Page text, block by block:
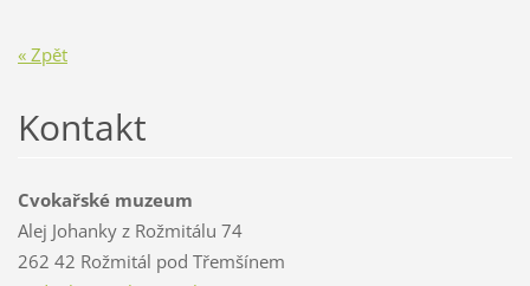
« Zpět
Kontakt
Cvokařské muzeum
Alej Johanky z Rožmitálu 74
262 42 Rožmitál pod Třemšínem